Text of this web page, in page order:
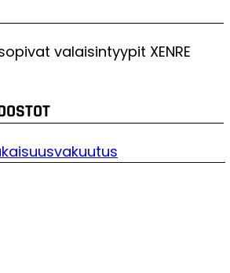
valaisintyypit XENRE